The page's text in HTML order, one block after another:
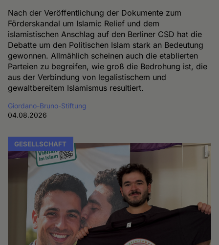
Nach der Veröffentlichung der Dokumente zum
Förderskandal um Islamic Relief und dem
islamistischen Anschlag auf den Berliner CSD hat die
Debatte um den Politischen Islam stark an Bedeutung
gewonnen. Allmählich scheinen auch die etablierten
Parteien zu begreifen, wie groß die Bedrohung ist, die
aus der Verbindung von legalistischem und
gewaltbereitem Islamismus resultiert.
Giordano-Bruno-Stiftung
04.08.2026
GESELLSCHAFT